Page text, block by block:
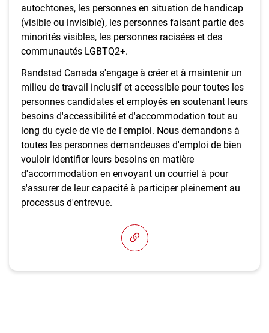
autochtones, les personnes en situation de handicap
(visible ou invisible), les personnes faisant partie des
minorités visibles, les personnes racisées et des
communautés LGBTQ2+.
Randstad Canada s'engage à créer et à maintenir un
milieu de travail inclusif et accessible pour toutes les
personnes candidates et employés en soutenant leurs
besoins d'accessibilité et d'accommodation tout au
long du cycle de vie de l'emploi. Nous demandons à
toutes les personnes demandeuses d'emploi de bien
vouloir identifier leurs besoins en matière
d'accommodation en envoyant un courriel à pour
s'assurer de leur capacité à participer pleinement au
processus d'entrevue.